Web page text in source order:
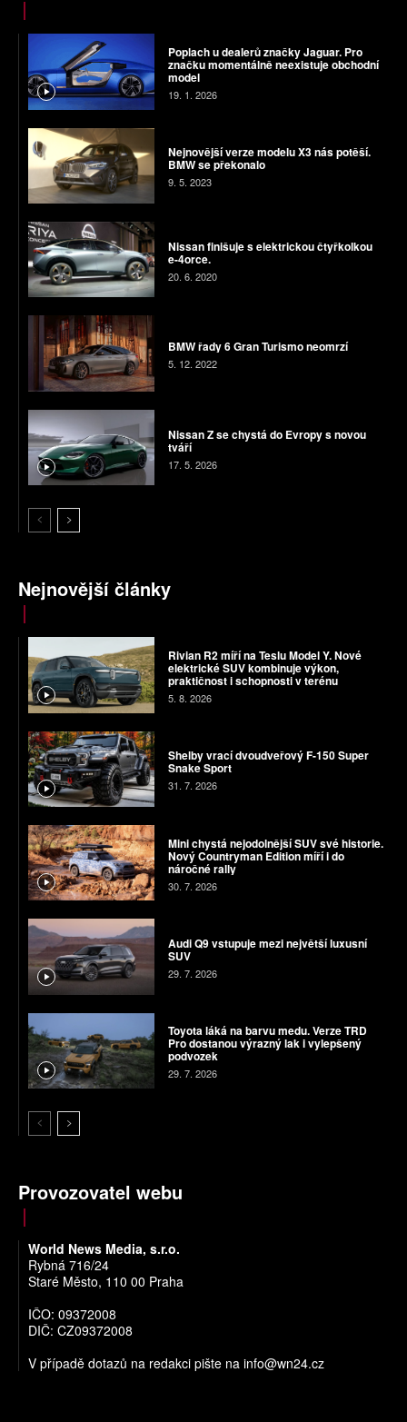
Poplach u dealerů značky Jaguar. Pro
značku momentálně neexistuje obchodní
model
19. 1. 2026
Nejnovější verze modelu X3 nás potěší.
BMW se překonalo
9. 5. 2023
Nissan finišuje s elektrickou čtyřkolkou
e-4orce.
20. 6. 2020
BMW řady 6 Gran Turismo neomrzí
5. 12. 2022
Nissan Z se chystá do Evropy s novou
tváří
17. 5. 2026
Nejnovější články
Rivian R2 míří na Teslu Model Y. Nové
elektrické SUV kombinuje výkon,
praktičnost i schopnosti v terénu
5. 8. 2026
Shelby vrací dvoudveřový F-150 Super
Snake Sport
31. 7. 2026
Mini chystá nejodolnější SUV své historie.
Nový Countryman Edition míří i do
náročné rally
30. 7. 2026
Audi Q9 vstupuje mezi největší luxusní
SUV
29. 7. 2026
Toyota láká na barvu medu. Verze TRD
Pro dostanou výrazný lak i vylepšený
podvozek
29. 7. 2026
Provozovatel webu
World News Media, s.r.o.
Rybná 716/24
Staré Město, 110 00 Praha
IČO: 09372008
DIČ: CZ09372008
V případě dotazů na redakci pište na info@wn24.cz